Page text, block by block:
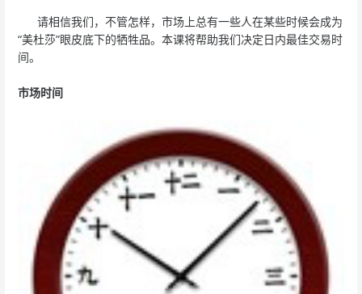
请相信我们，不管怎样，市场上总有一些人在某些时候会成为
“美杜莎”眼皮底下的牺牲品。本课将帮助我们决定日内最佳交易时
间。
市场时间